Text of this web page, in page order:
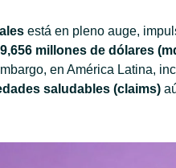
está en pleno auge,
millones de dólares
en América Latina,
saludables (claims)